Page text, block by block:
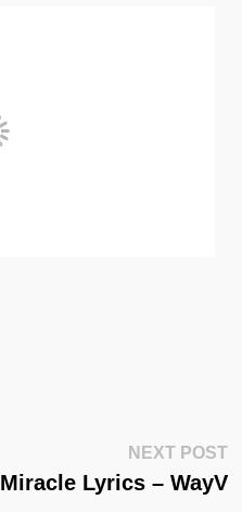
NEXT POST
Miracle Lyrics – WayV